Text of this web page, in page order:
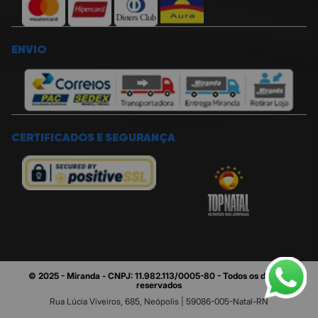
ENVIO
CERTIFICADOS E SEGURANÇA
© 2025 - Miranda - CNPJ: 11.982.113/0005-80 - Todos os direitos
reservados
Rua Lúcia Viveiros, 685, Neópolis | 59086-005-Natal-RN